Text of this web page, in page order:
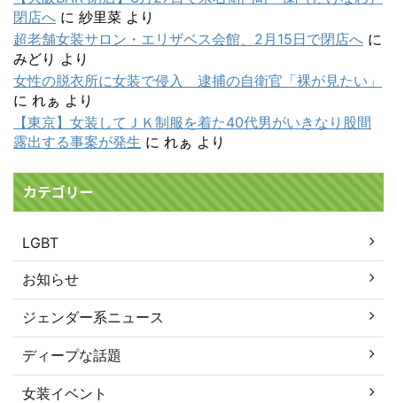
閉店へ に 紗里菜 より
超老舗女装サロン・エリザベス会館、2月15日で閉店へ に
みどり より
女性の脱衣所に女装で侵入 逮捕の自衛官「裸が見たい」
に れぁ より
【東京】女装してＪＫ制服を着た40代男がいきなり股間
露出する事案が発生 に れぁ より
カテゴリー
LGBT
お知らせ
ジェンダー系ニュース
ディープな話題
女装イベント